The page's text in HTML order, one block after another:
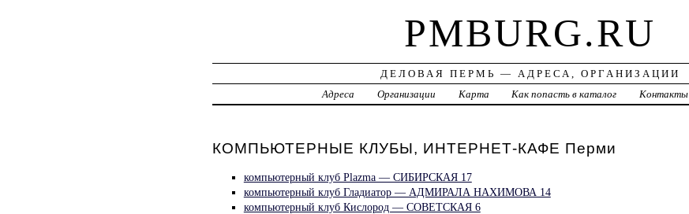
PMBURG.RU
ДЕЛОВАЯ ПЕРМЬ — АДРЕСА, ОРГАНИЗАЦИИ
Адреса
Организации Карта Как попасть в каталог Контакты
КОМПЬЮТЕРНЫЕ КЛУБЫ, ИНТЕРНЕТ-КАФЕ Перми
компьютерный клуб Plazma — СИБИРСКАЯ 17
компьютерный клуб Гладиатор — АДМИРАЛА НАХИМОВА 14
компьютерный клуб Кислород — СОВЕТСКАЯ 6